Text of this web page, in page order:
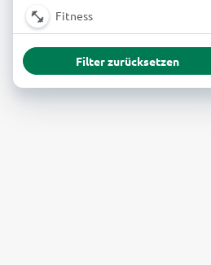
Fitness
Filter zurücksetzen